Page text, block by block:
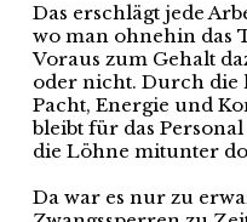
Das erschlägt jede
wo man ohnehin das
Voraus zum Gehalt
oder nicht. Durch die
Pacht, Energie und
bleibt für das
die Löhne mitunter
Da war es nur zu